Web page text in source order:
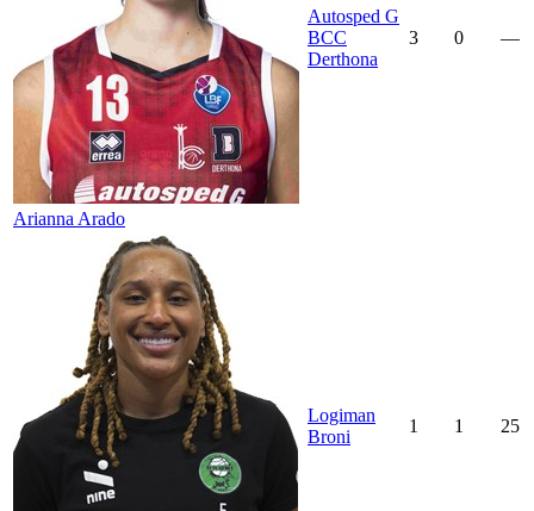
Arianna Arado
Autosped G
BCC
Derthona
3 0 —
Logiman
Broni
1 1 25